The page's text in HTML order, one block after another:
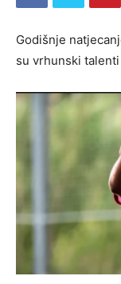
Godišnje
su vrhunski